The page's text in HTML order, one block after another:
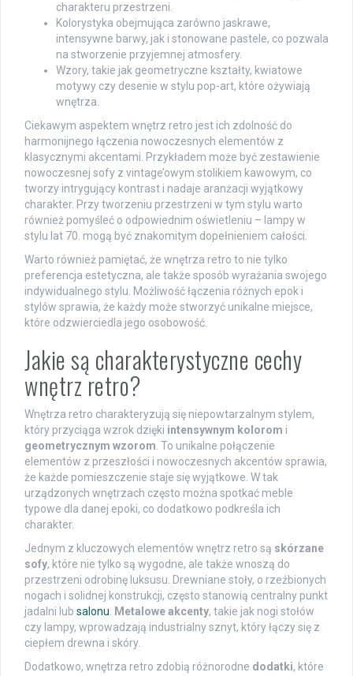
charakteru przestrzeni.
Kolorystyka obejmująca zarówno jaskrawe,
intensywne barwy, jak i stonowane pastele, co pozwala
na stworzenie przyjemnej atmosfery.
Wzory, takie jak geometryczne kształty, kwiatowe
motywy czy desenie w stylu pop-art, które ożywiają
wnętrza.
Ciekawym aspektem wnętrz retro jest ich zdolność do
harmonijnego łączenia nowoczesnych elementów z
klasycznymi akcentami. Przykładem może być zestawienie
nowoczesnej sofy z vintage’owym stolikiem kawowym, co
tworzy intrygujący kontrast i nadaje aranżacji wyjątkowy
charakter. Przy tworzeniu przestrzeni w tym stylu warto
również pomyśleć o odpowiednim oświetleniu – lampy w
stylu lat 70. mogą być znakomitym dopełnieniem całości.
Warto również pamiętać, że wnętrza retro to nie tylko
preferencja estetyczna, ale także sposób wyrażania swojego
indywidualnego stylu. Możliwość łączenia różnych epok i
stylów sprawia, że każdy może stworzyć unikalne miejsce,
które odzwierciedla jego osobowość.
Jakie są charakterystyczne cechy
wnętrz retro?
Wnętrza retro charakteryzują się niepowtarzalnym stylem,
który przyciąga wzrok dzięki intensywnym kolorom i
geometrycznym wzorom. To unikalne połączenie
elementów z przeszłości i nowoczesnych akcentów sprawia,
że każde pomieszczenie staje się wyjątkowe. W tak
urządzonych wnętrzach często można spotkać meble
typowe dla danej epoki, co dodatkowo podkreśla ich
charakter.
Jednym z kluczowych elementów wnętrz retro są skórzane
sofy, które nie tylko są wygodne, ale także wnoszą do
przestrzeni odrobinę luksusu. Drewniane stoły, o rzeźbionych
nogach i solidnej konstrukcji, często stanowią centralny punkt
jadalni lub salonu. Metalowe akcenty, takie jak nogi stołów
czy lampy, wprowadzają industrialny sznyt, który łączy się z
ciepłem drewna i skóry.
Dodatkowo, wnętrza retro zdobią różnorodne dodatki, które